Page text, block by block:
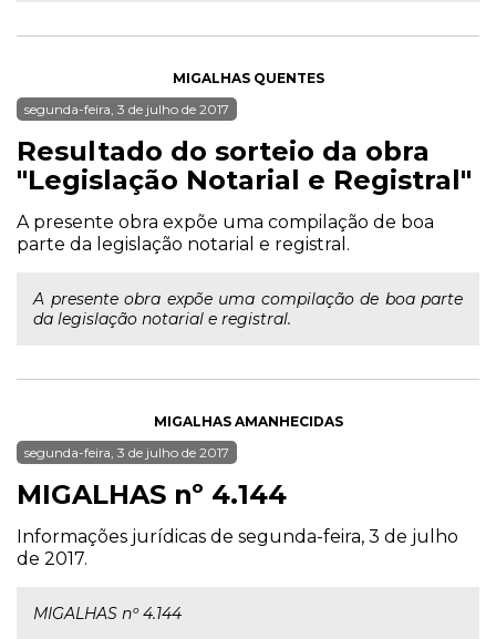
MIGALHAS QUENTES
segunda-feira, 3 de julho de 2017
Resultado do sorteio da obra
"Legislação Notarial e Registral"
A presente obra expõe uma compilação de boa
parte da legislação notarial e registral.
A presente obra expõe uma compilação de boa parte
da legislação notarial e registral.
MIGALHAS AMANHECIDAS
segunda-feira, 3 de julho de 2017
MIGALHAS nº 4.144
Informações jurídicas de segunda-feira, 3 de julho
de 2017.
MIGALHAS nº 4.144